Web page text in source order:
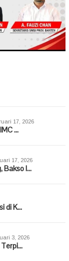
17, 2026
…
17, 2026
Bakso I…
di K…
3, 2026
Terpi…